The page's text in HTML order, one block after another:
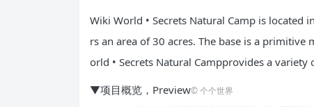
Wiki World • Secrets Natural Camp is
rs an area of 30 acres. The base is a
orld • Secrets Natural Campprovides a
▼项目概览，Preview© 个个世界